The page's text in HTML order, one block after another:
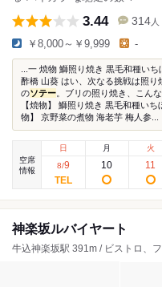
3.44 314 人
￥8,000～￥9,999 -
...一 焼物 鰤照り焼き 黒毛和種い
酢橋 山葵 はい、次なる挑戦は照
のソテー 。ブリの照り焼き、こん
【焼物】 鰤照り焼き 黒毛和種い
物】 京野菜の煮物 海老芋 梅人参...
空席
情報
日
8/9
月
10
火
11
神楽坂ルバイヤート
牛込神楽坂駅 391m / ビストロ、